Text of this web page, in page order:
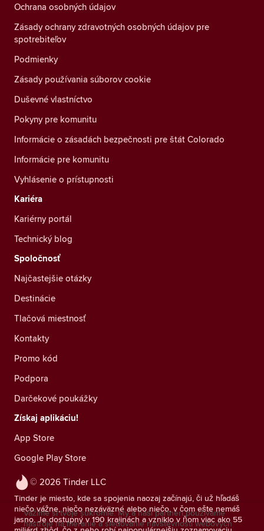
© 2026 Tinder LLC
Tinder je miesto, kde sa spojenia naozaj začínajú, či už hľadáš
niečo vážne, niečo nezáväzné alebo niečo, v čom ešte nemáš
jasno. Je dostupný v 190 krajinách a vzniklo v ňom viac ako 55
Ochrana osobných údajov
Zásady ochrany zdravotných osobných údajov pre
spotrebiteľov
Podmienky
Zásady používania súborov cookie
Duševné vlastníctvo
Pokyny pre komunitu
Informácie o zásadách bezpečnosti pre štát Colorado
Informácie pre komunitu
Vyhlásenie o prístupnosti
Kariéra
Kariérny portál
Technický blog
Spoločnosť
Najčastejšie otázky
Destinácie
Tlačová miestnosť
Kontakty
Promo kód
Podpora
Darčekové poukážky
Získaj aplikáciu!
App Store
Google Play Store
Vážime si tvoje súkromie. My a naši partneri používame
nástroje na meranie a sledovanie návštevnosti webových